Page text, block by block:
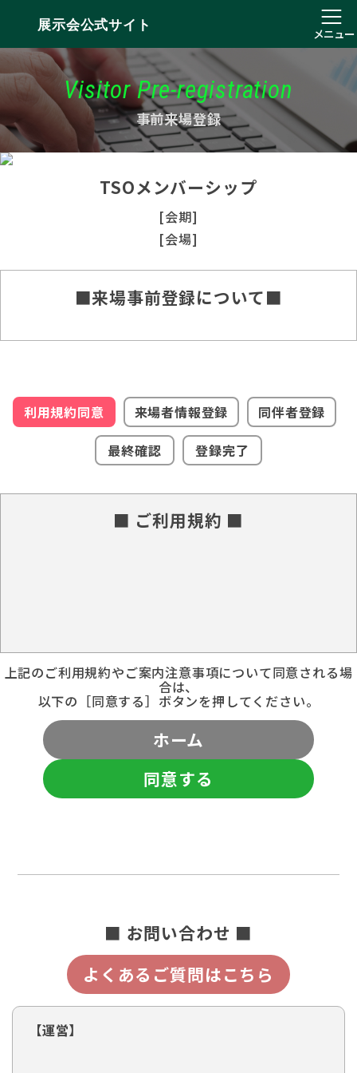
展示会公式サイト
メニュー
Visitor Pre-registration
事前来場登録
TSOメンバーシップ
[会期]
[会場]
■来場事前登録について■
利用規約同意 来場者情報登録
同伴者登録
最終確認
登録完了
■ ご利用規約 ■
上記のご利用規約やご案内注意事項について同意される場
合は、
以下の［同意する］ボタンを押してください。
ホーム
同意する
■ お問い合わせ ■
よくあるご質問はこちら
【運営】